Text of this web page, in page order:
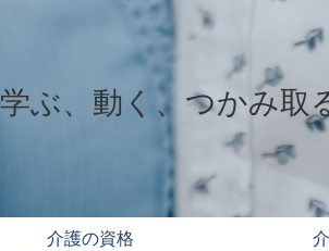
学ぶ、動く、つかみ取
介護の資格